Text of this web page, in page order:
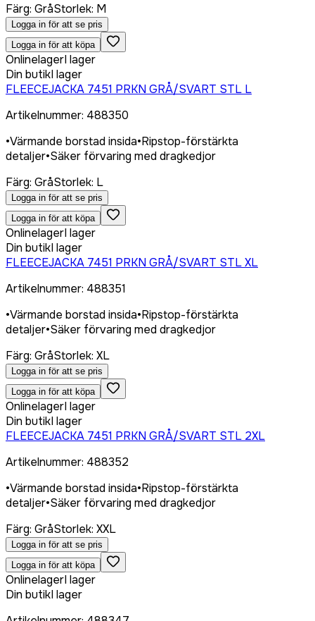
Färg: GråStorlek: M
Logga in för att se pris
Logga in för att köpa
OnlinelagerI lager
Din butikI lager
FLEECEJACKA 7451 PRKN GRÅ/SVART STL L
Artikelnummer: 488350
•Värmande borstad insida•Ripstop-förstärkta
detaljer•Säker förvaring med dragkedjor
Färg: GråStorlek: L
Logga in för att se pris
Logga in för att köpa
OnlinelagerI lager
Din butikI lager
FLEECEJACKA 7451 PRKN GRÅ/SVART STL XL
Artikelnummer: 488351
•Värmande borstad insida•Ripstop-förstärkta
detaljer•Säker förvaring med dragkedjor
Färg: GråStorlek: XL
Logga in för att se pris
Logga in för att köpa
OnlinelagerI lager
Din butikI lager
FLEECEJACKA 7451 PRKN GRÅ/SVART STL 2XL
Artikelnummer: 488352
•Värmande borstad insida•Ripstop-förstärkta
detaljer•Säker förvaring med dragkedjor
Färg: GråStorlek: XXL
Logga in för att se pris
Logga in för att köpa
OnlinelagerI lager
Din butikI lager